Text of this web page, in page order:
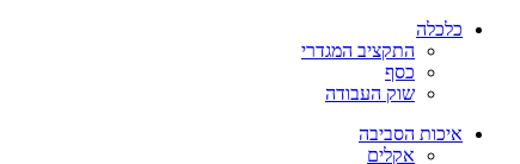
כלכלה
התקציב המגדרי
כסף
שוק העבודה
איכות הסביבה
אקלים